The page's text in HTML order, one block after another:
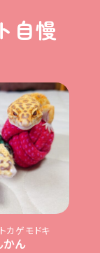
自慢
カゲモドキ
かん